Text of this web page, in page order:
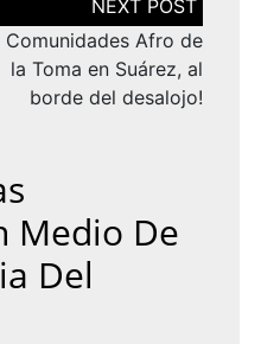
Comunidades Afro de
la Toma en Suárez, al
borde del desalojo!
Medio De
Del